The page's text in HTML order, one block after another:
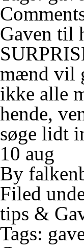
Gaven til
mænd vil
ikke alle
hende,
søge lidt
10 aug
By
Filed
tips &
Tags: